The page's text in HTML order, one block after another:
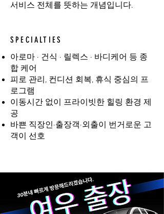
서비스 전체를 뜻하는 개념입니다.
SPECIALTIES
아로마 · 건식 · 릴렉스 · 바디케어 등 종
합 케어
피로 관리, 컨디션 회복, 휴식 중심의 프
로그램
이동시간 없이 프라이빗한 힐링 환경 제
공
바쁜 직장인·출장객·외출이 번거로운 고
객이 선호